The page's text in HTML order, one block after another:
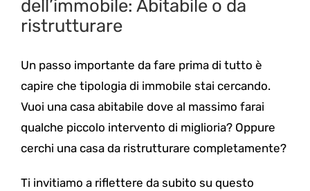
dell’immobile: Abitabile o da
ristrutturare
Un passo importante da fare prima di tutto è
capire che tipologia di immobile stai cercando.
Vuoi una casa abitabile dove al massimo farai
qualche piccolo intervento di miglioria? Oppure
cerchi una casa da ristrutturare completamente?
Ti invitiamo a riflettere da subito su questo